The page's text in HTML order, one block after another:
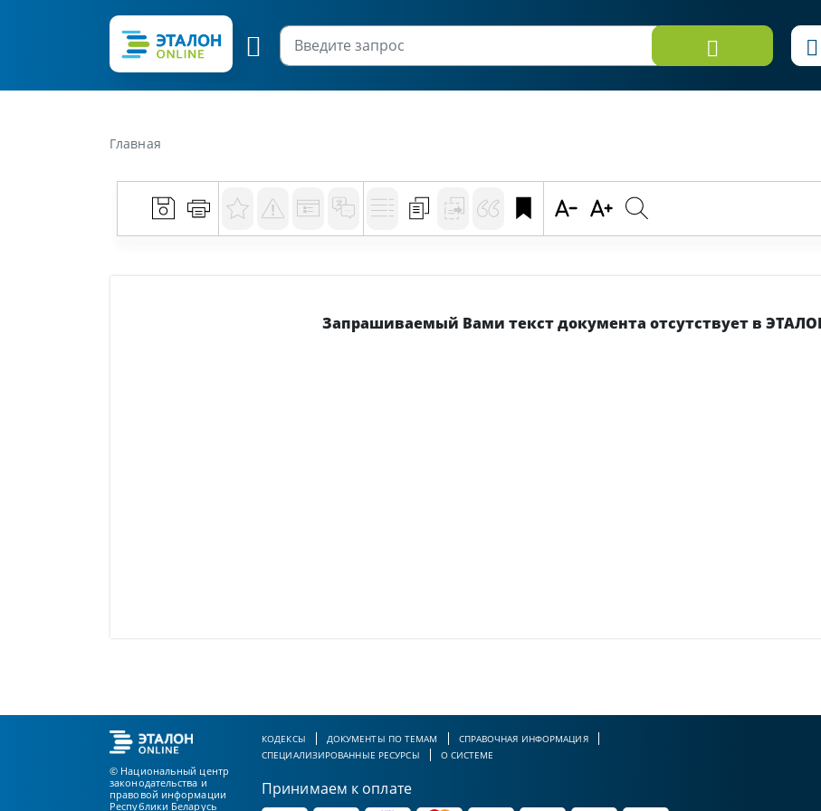
Главная
Запрашиваемый Вами текст документа отсутствует в
© Национальный центр
законодательства и
правовой информации
Республики Беларусь
КОДЕКСЫ ДОКУМЕНТЫ ПО ТЕМАМ
СПРАВОЧНАЯ ИНФОРМАЦИЯ
СПЕЦИАЛИЗИРОВАННЫЕ РЕСУРСЫ
О СИСТЕМЕ
Принимаем к оплате